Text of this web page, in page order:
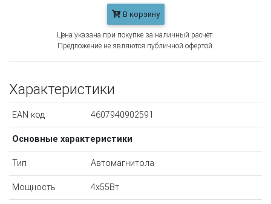
В корзину
Цена указана при покупке за наличный расчёт.
Предложение не являются публичной офертой.
Характеристики
EAN код 4607940902591
Основные характеристики
Тип Автомагнитола
Мощность 4x55Вт